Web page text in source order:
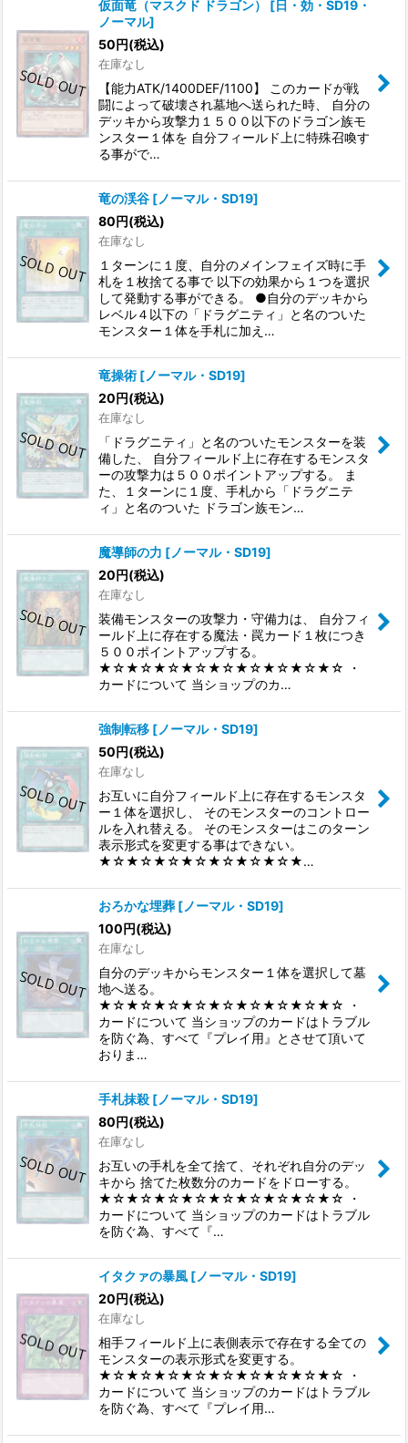
仮面竜（マスクド ドラゴン） [日・効・SD19・
ノーマル]
50円(税込)
在庫なし
【能力ATK/1400DEF/1100】 このカードが戦
闘によって破壊され墓地へ送られた時、 自分の
デッキから攻撃力１５００以下のドラゴン族モ
ンスター１体を 自分フィールド上に特殊召喚す
る事がで…
竜の渓谷 [ノーマル・SD19]
80円(税込)
在庫なし
１ターンに１度、自分のメインフェイズ時に手
札を１枚捨てる事で 以下の効果から１つを選択
して発動する事ができる。 ●自分のデッキから
レベル４以下の「ドラグニティ」と名のついた
モンスター１体を手札に加え…
竜操術 [ノーマル・SD19]
20円(税込)
在庫なし
「ドラグニティ」と名のついたモンスターを装
備した、 自分フィールド上に存在するモンスタ
ーの攻撃力は５００ポイントアップする。 ま
た、１ターンに１度、手札から「ドラグニテ
ィ」と名のついた ドラゴン族モン…
魔導師の力 [ノーマル・SD19]
20円(税込)
在庫なし
装備モンスターの攻撃力・守備力は、 自分フィ
ールド上に存在する魔法・罠カード１枚につき
５００ポイントアップする。
★☆★☆★☆★☆★☆★☆★☆★☆★☆ ・
カードについて 当ショップのカ…
強制転移 [ノーマル・SD19]
50円(税込)
在庫なし
お互いに自分フィールド上に存在するモンスタ
ー１体を選択し、 そのモンスターのコントロー
ルを入れ替える。 そのモンスターはこのターン
表示形式を変更する事はできない。
★☆★☆★☆★☆★☆★☆★☆★…
おろかな埋葬 [ノーマル・SD19]
100円(税込)
在庫なし
自分のデッキからモンスター１体を選択して墓
地へ送る。
★☆★☆★☆★☆★☆★☆★☆★☆★☆ ・
カードについて 当ショップのカードはトラブル
を防ぐ為、すべて『プレイ用』とさせて頂いて
おりま…
手札抹殺 [ノーマル・SD19]
80円(税込)
在庫なし
お互いの手札を全て捨て、それぞれ自分のデッ
キから 捨てた枚数分のカードをドローする。
★☆★☆★☆★☆★☆★☆★☆★☆★☆ ・
カードについて 当ショップのカードはトラブル
を防ぐ為、すべて『…
イタクァの暴風 [ノーマル・SD19]
20円(税込)
在庫なし
相手フィールド上に表側表示で存在する全ての
モンスターの表示形式を変更する。
★☆★☆★☆★☆★☆★☆★☆★☆★☆ ・
カードについて 当ショップのカードはトラブル
を防ぐ為、すべて『プレイ用…